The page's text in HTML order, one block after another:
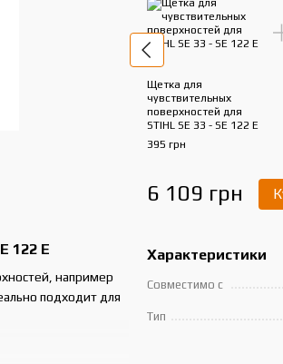
122 E
например
подходит для
Щетка для
чувствительных
поверхностей для
STIHL SE 33 - SE 122 E
395 грн
6 109 грн
Характеристики
Совместимо с
Тип